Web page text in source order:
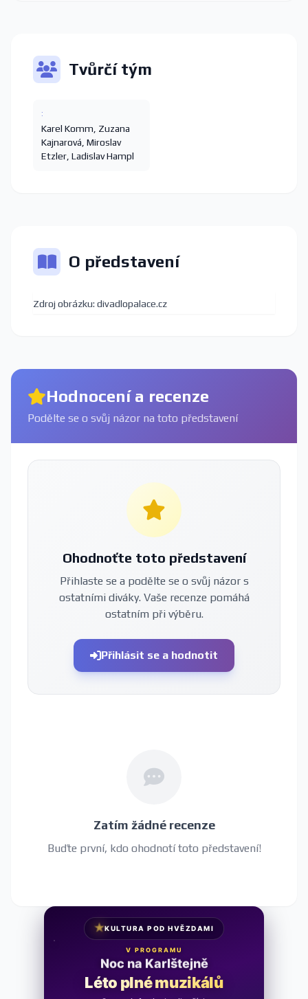
Tvůrčí tým
:
Karel Komm Zuzana
Kajnarová Miroslav
Etzler Ladislav Hampl
O představení
Zdroj obrázku: divadlopalace.cz
Hodnocení a recenze
Podělte se o svůj názor na toto představení
Ohodnoťte toto představení
Přihlaste se a podělte se o svůj názor s
ostatními diváky. Vaše recenze pomáhá
ostatním při výběru.
Přihlásit se a hodnotit
Zatím žádné recenze
Buďte první, kdo ohodnotí toto představení!
★KULTURA POD HVĚZDAMI
V PROGRAMU
Noc na Karlštejně
Léto plné muzikálů